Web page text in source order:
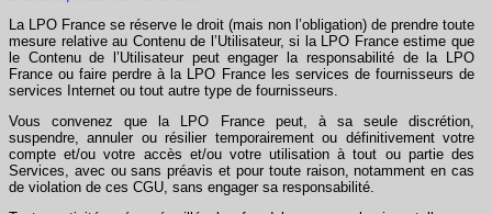
La LPO France se réserve le droit (mais non l’obligation) de prendre toute
mesure relative au Contenu de l’Utilisateur, si la LPO France estime que
le Contenu de l’Utilisateur peut engager la responsabilité de la LPO
France ou faire perdre à la LPO France les services de fournisseurs de
services Internet ou tout autre type de fournisseurs.
Vous convenez que la LPO France peut, à sa seule discrétion,
suspendre, annuler ou résilier temporairement ou définitivement votre
compte et/ou votre accès et/ou votre utilisation à tout ou partie des
Services, avec ou sans préavis et pour toute raison, notamment en cas
de violation de ces CGU, sans engager sa responsabilité.